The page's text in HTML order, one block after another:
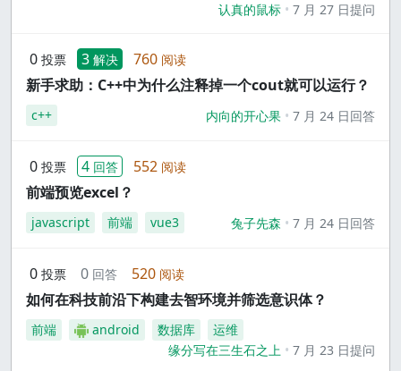
认真的鼠标
7 月 27 日提问
0 投票 3 解决 760 阅读
新手求助：C++中为什么注释掉一个cout就可以运行？
c++ 内向的开心果 7 月 24 日回答
0 投票 4 回答 552 阅读
前端预览excel？
javascript 前端 vue3 兔子先森 7 月 24 日回答
0 投票 0 回答 520 阅读
如何在科技前沿下构建去智环境并筛选意识体？
前端 android 数据库
运维
缘分写在三生石之上
7 月 23 日提问